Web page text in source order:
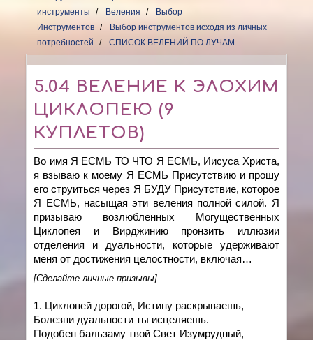
инструменты
Веления
Выбор
Инструментов
Выбор инструментов исходя из личных
потребностей
СПИСОК ВЕЛЕНИЙ ПО ЛУЧАМ
5.04 ВЕЛЕНИЕ К ЭЛОХИМ
ЦИКЛОПЕЮ (9
КУПЛЕТОВ)
Во имя Я ЕСМЬ ТО ЧТО Я ЕСМЬ, Иисуса Христа,
я взываю к моему Я ЕСМЬ Присутствию и прошу
его струиться через Я БУДУ Присутствие, которое
Я ЕСМЬ, насыщая эти веления полной силой. Я
призываю возлюбленных Могущественных
Циклопея и Вирджинию пронзить иллюзии
отделения и дуальности, которые удерживают
меня от достижения целостности, включая…
[Сделайте личные призывы]
1. Циклопей дорогой, Истину раскрываешь,
Болезни дуальности ты исцеляешь.
Подобен бальзаму твой Свет Изумрудный,